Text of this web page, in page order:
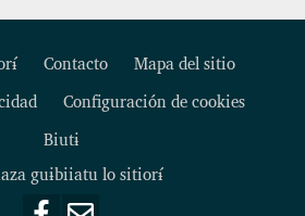
Footer
Contacto
Mapa del sitio
Configuración de cookies
Biutɨ
guɨbiiatu lo sitiorɨ́